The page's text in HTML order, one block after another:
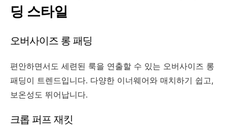
딩 스타일
오버사이즈 롱 패딩
편안하면서도 세련된 룩을 연출할 수 있는 오버사이즈 롱
패딩이 트렌드입니다. 다양한 이너웨어와 매치하기 쉽고,
보온성도 뛰어납니다.
크롭 퍼프 재킷